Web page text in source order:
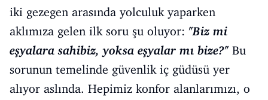
iki gezegen arasında yolculuk yaparken
aklımıza gelen ilk soru şu oluyor: "Biz mi
eşyalara sahibiz, yoksa eşyalar mı bize?"Bu
sorunun temelinde güvenlik iç güdüsü yer
alıyor aslında. Hepimiz konfor alanlarımızı, o